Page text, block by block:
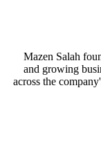
Mazen Salah
and growing
across the